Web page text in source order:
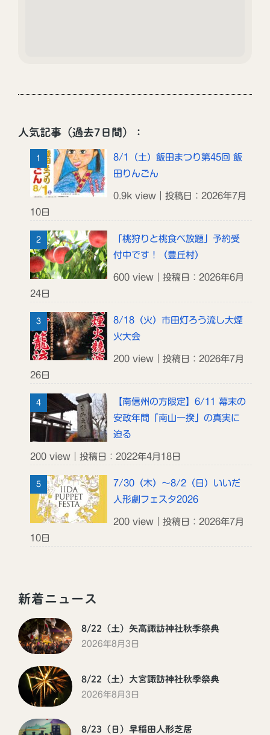
人気記事（過去7日間）：
8/1（土）飯田まつり第45回 飯
田りんごん
0.9k view｜投稿日：2026年7月
10日
「桃狩りと桃食べ放題」予約受
付中です！（豊丘村）
600 view｜投稿日：2026年6月
24日
8/18（火）市田灯ろう流し大煙
火大会
200 view｜投稿日：2026年7月
26日
【南信州の方限定】6/11 幕末の
安政年間「南山一揆」の真実に
迫る
200 view｜投稿日：2022年4月18日
7/30（木）～8/2（日）いいだ
人形劇フェスタ2026
200 view｜投稿日：2026年7月
10日
新着ニュース
8/22（土）矢高諏訪神社秋季祭典
2026年8月3日
8/22（土）大宮諏訪神社秋季祭典
2026年8月3日
8/23（日）早稲田人形芝居